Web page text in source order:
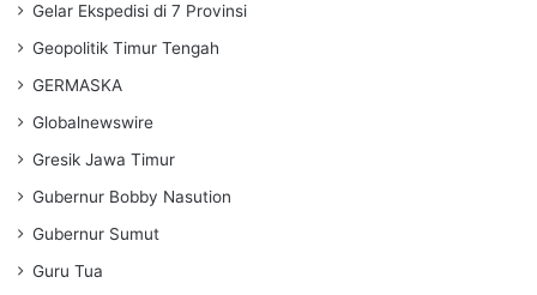
Gelar Ekspedisi di 7 Provinsi
Geopolitik Timur Tengah
GERMASKA
Globalnewswire
Gresik Jawa Timur
Gubernur Bobby Nasution
Gubernur Sumut
Guru Tua